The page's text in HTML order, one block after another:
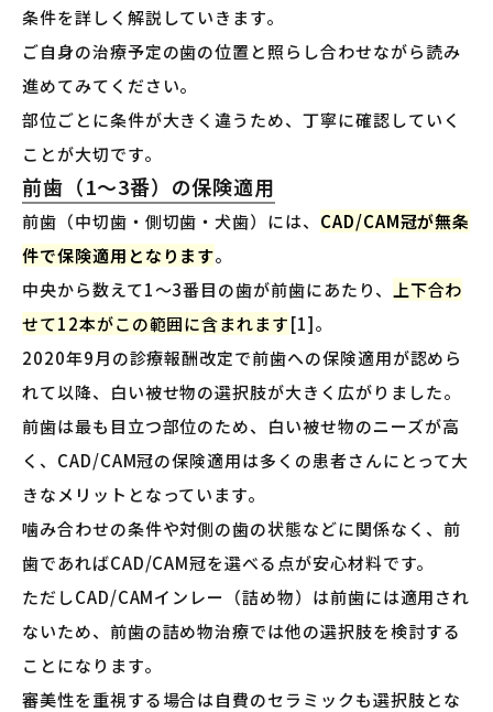
条件を詳しく解説していきます。
ご自身の治療予定の歯の位置と照らし合わせながら読み
進めてみてください。
部位ごとに条件が大きく違うため、丁寧に確認していく
ことが大切です。
前歯（1〜3番）の保険適用
前歯（中切歯・側切歯・犬歯）には、 CAD/CAM冠が無条
件で保険適用となります。
中央から数えて1〜3番目の歯が前歯にあたり、 上下合わ
せて12本がこの範囲に含まれます[1]。
2020年9月の診療報酬改定で前歯への保険適用が認めら
れて以降、白い被せ物の選択肢が大きく広がりました。
前歯は最も目立つ部位のため、白い被せ物のニーズが高
く、CAD/CAM冠の保険適用は多くの患者さんにとって大
きなメリットとなっています。
噛み合わせの条件や対側の歯の状態などに関係なく、前
歯であればCAD/CAM冠を選べる点が安心材料です。
ただしCAD/CAMインレー（詰め物）は前歯には適用され
ないため、前歯の詰め物治療では他の選択肢を検討する
ことになります。
審美性を重視する場合は自費のセラミックも選択肢とな